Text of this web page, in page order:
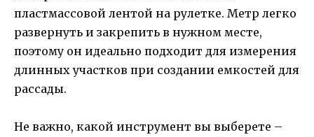
пластмассовой лентой на рулетке. Метр легко
развернуть и закрепить в нужном месте,
поэтому он идеально подходит для измерения
длинных участков при создании емкостей для
рассады.
Не важно, какой инструмент вы выберете –